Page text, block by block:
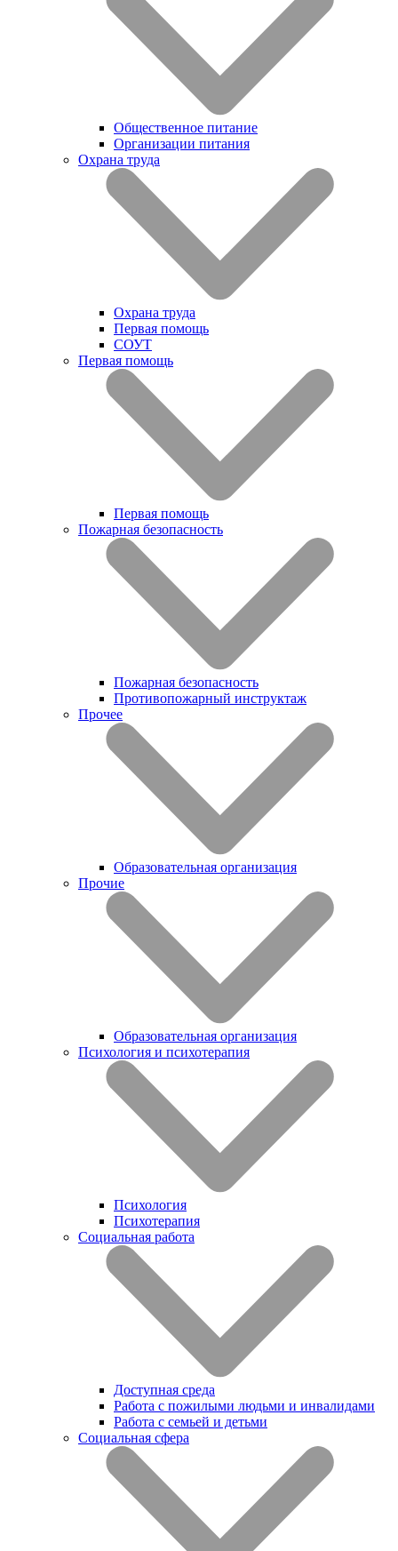
Общественное питание
Организации питания
Охрана труда
Охрана труда
Первая помощь
СОУТ
Первая помощь
Первая помощь
Пожарная безопасность
Пожарная безопасность
Противопожарный инструктаж
Прочее
Образовательная организация
Прочие
Образовательная организация
Психология и психотерапия
Психология
Психотерапия
Социальная работа
Доступная среда
Работа с пожилыми людьми и инвалидами
Работа с семьей и детьми
Социальная сфера